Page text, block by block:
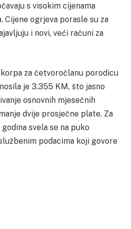
s visokim cijenama
Cijene ogrjeva porasle su za
i novi, veći računi za
za četvoročlanu porodicu
je 3.355 KM, što jasno
osnovnih mjesečnih
dvije prosječne plate. Za
svela se na puko
podacima koji govore